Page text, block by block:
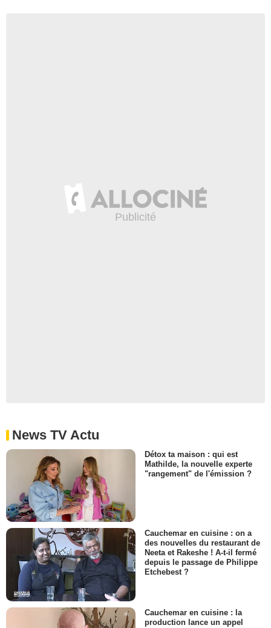
News TV Actu
Détox ta maison : qui est
Mathilde, la nouvelle experte
"rangement" de l'émission ?
Cauchemar en cuisine : on a
des nouvelles du restaurant de
Neeta et Rakeshe ! A-t-il fermé
depuis le passage de Philippe
Etchebest ?
Cauchemar en cuisine : la
production lance un appel